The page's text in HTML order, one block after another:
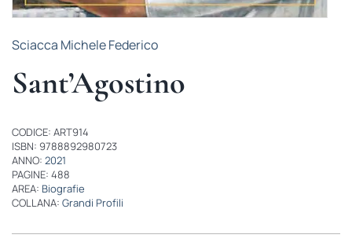
Sciacca Michele Federico
Sant’Agostino
CODICE: ART914
ISBN: 9788892980723
ANNO: 2021
PAGINE: 488
AREA: Biografie
COLLANA: Grandi Profili